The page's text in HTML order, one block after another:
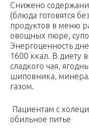
Снижено
(блюда готовятся
продуктов в меню
овощных пюре,
Энергоценность
1600 ккал. В диету
сладкого чая,
шиповника,
газом.
Пациентам с
обильное питье